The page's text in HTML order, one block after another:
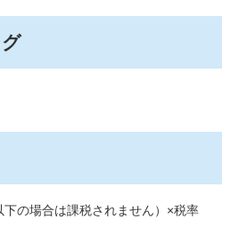
の場合は課税されません）×税率